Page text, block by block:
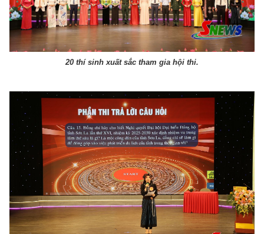
20 thí sinh xuất sắc tham gia hội thi.